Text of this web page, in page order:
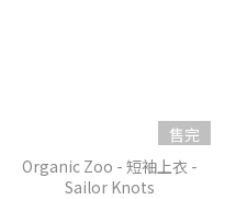
售完
Organic Zoo - 短袖上衣 -
Sailor Knots